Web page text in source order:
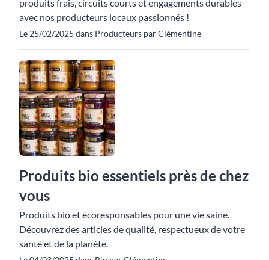
produits frais, circuits courts et engagements durables
avec nos producteurs locaux passionnés !
Le 25/02/2025 dans Producteurs par Clémentine
Produits bio essentiels près de chez
vous
Produits bio et écoresponsables pour une vie saine.
Découvrez des articles de qualité, respectueux de votre
santé et de la planète.